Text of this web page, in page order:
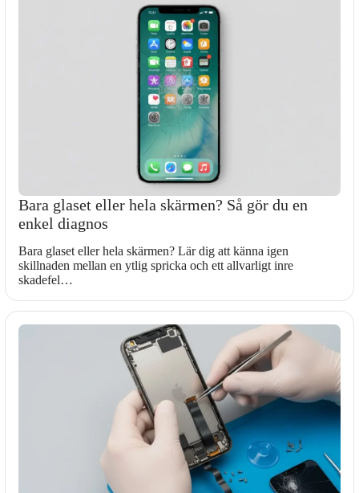
Bara glaset eller hela skärmen? Så gör du en
enkel diagnos
Bara glaset eller hela skärmen? Lär dig att känna igen
skillnaden mellan en ytlig spricka och ett allvarligt inre
skadefel…